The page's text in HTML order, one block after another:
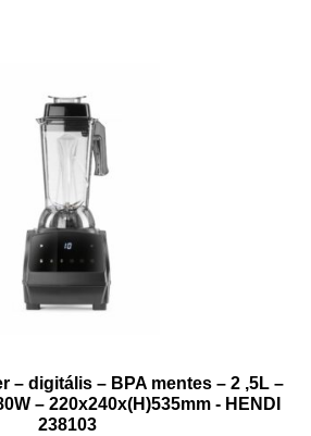
– digitális – BPA mentes – 2 ,5L –
– 220x240x(H)535mm - HENDI
238103